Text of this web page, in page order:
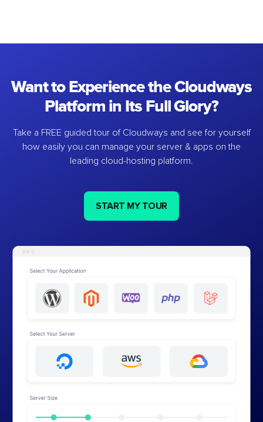
Want to Experience the Cloudways
Platform in Its Full Glory?
Take a FREE guided tour of Cloudways and see for yourself
how easily you can manage your server & apps on the
leading cloud-hosting platform.
START MY TOUR